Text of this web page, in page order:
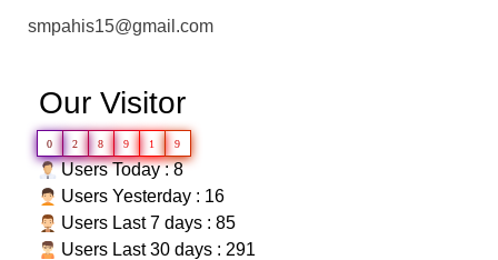
smpahis15@gmail.com
Our Visitor
0 2 8 9 1 9
Users Today : 8
Users Yesterday : 16
Users Last 7 days : 85
Users Last 30 days : 291